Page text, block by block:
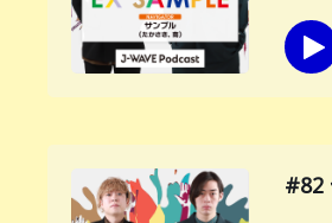
#82